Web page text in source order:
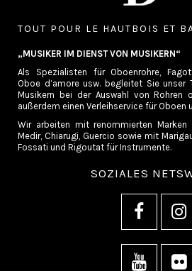
TOUT POUR LE HAUTBOIS ET
„MUSIKER IM DIENST VON MUSIKERN“
Als Spezialisten für Oboenrohre,
Oboe d’amore usw. begleitet Sie unser
Musikern bei der Auswahl von Rohren
außerdem einen Verleihservice für Oboen
Wir arbeiten mit renommierten Marken
Medir, Chiarugi, Guercio sowie mit
Fossati und Rigoutat für Instrumente.
SOZIALES